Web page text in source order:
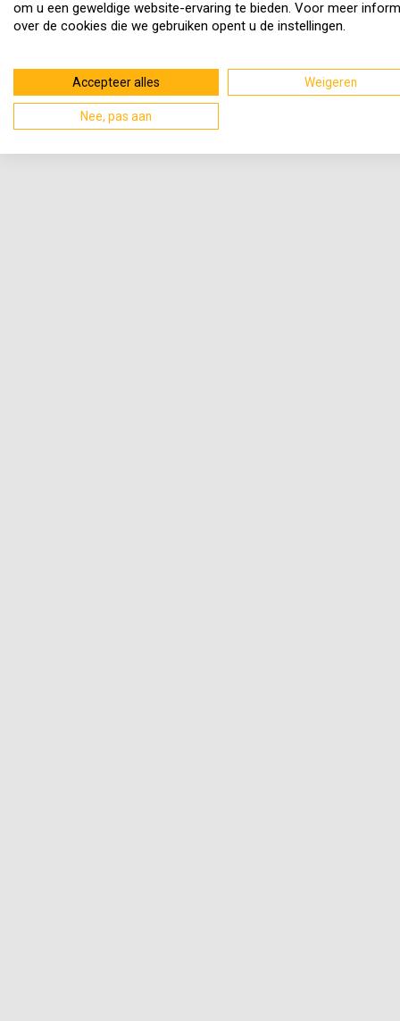
om u een geweldige website-ervaring te bieden. Voor meer
over de cookies die we gebruiken opent u de instellingen.
Accepteer alles Weigeren
Nee, pas aan